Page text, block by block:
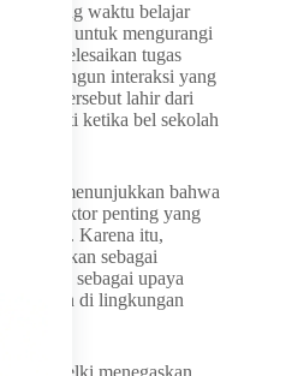
rentang waktu belajar
didorong untuk mengurangi
menyelesaikan tugas
membangun interaksi yang
tersebut lahir dari
berhenti ketika bel sekolah
daerah menunjukkan bahwa
satu faktor penting yang
anak. Karena itu,
bukan sebagai
sebagai upaya
konsisten di lingkungan